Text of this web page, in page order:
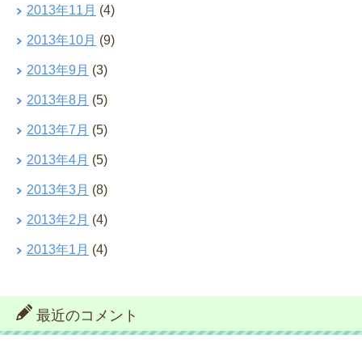
2013年11月 (4)
2013年10月 (9)
2013年9月 (3)
2013年8月 (5)
2013年7月 (5)
2013年4月 (5)
2013年3月 (8)
2013年2月 (4)
2013年1月 (4)
最近のコメント